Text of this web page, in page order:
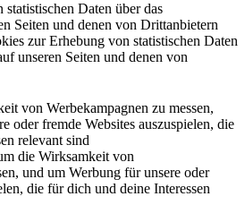
Daten über das
Seiten und denen von Drittanbietern
zur Erhebung von statistischen Daten
unseren Seiten und denen von
von Werbekampagnen zu messen,
oder fremde Websites auszuspielen, die
relevant sind
die Wirksamkeit von
und um Werbung für unsere oder
die für dich und deine Interessen